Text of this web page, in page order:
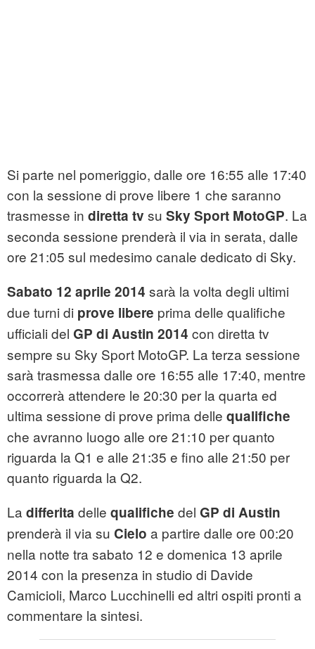
Si parte nel pomeriggio, dalle ore 16:55 alle 17:40
con la sessione di prove libere 1 che saranno
trasmesse in diretta tv su Sky Sport MotoGP. La
seconda sessione prenderà il via in serata, dalle
ore 21:05 sul medesimo canale dedicato di Sky.
Sabato 12 aprile 2014 sarà la volta degli ultimi
due turni di prove libere prima delle qualifiche
ufficiali del GP di Austin 2014 con diretta tv
sempre su Sky Sport MotoGP. La terza sessione
sarà trasmessa dalle ore 16:55 alle 17:40, mentre
occorrerà attendere le 20:30 per la quarta ed
ultima sessione di prove prima delle qualifiche
che avranno luogo alle ore 21:10 per quanto
riguarda la Q1 e alle 21:35 e fino alle 21:50 per
quanto riguarda la Q2.
La differita delle qualifiche del GP di Austin
prenderà il via su Cielo a partire dalle ore 00:20
nella notte tra sabato 12 e domenica 13 aprile
2014 con la presenza in studio di Davide
Camicioli, Marco Lucchinelli ed altri ospiti pronti a
commentare la sintesi.